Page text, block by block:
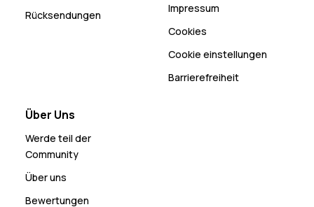
Rücksendungen
Impressum
Cookies
Cookie einstellungen
Barrierefreiheit
Über Uns
Werde teil der
Community
Über uns
Bewertungen